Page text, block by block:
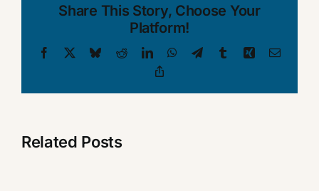
Share This Story, Choose Your
Platform!
Facebook BlueskyRedditLinkedInWhatsApp
TelegramTumblrXing Email
Related Posts